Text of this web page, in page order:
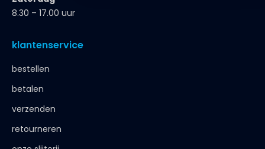
8.30 – 17.00 uur
klantenservice
bestellen
betalen
verzenden
retourneren